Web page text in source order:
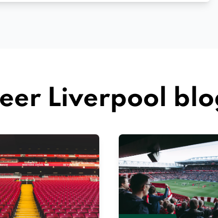
Liverpool